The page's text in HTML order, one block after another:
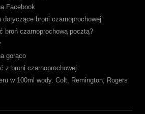
Facebook
dotyczące broni czarnoprochowej
broń czarnoprochową pocztą?
gorąco
z broni czarnoprochowej
w 100ml wody. Colt, Remington, Rogers